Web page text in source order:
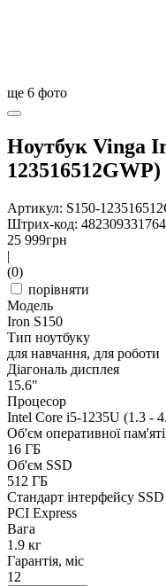
ще 6 фото
Ноутбук Vinga
123516512GWP)
Артикул: S150-
Штрих-код:
25 999грн
|
(0)
порівняти
Модель
Iron S150
Тип ноутбуку
для навчання, для роботи
Діагональ дисплея
15.6"
Процесор
Intel Core i5-1235U (1.3 -
Об'єм оперативної пам'яті
16 ГБ
Об'єм SSD
512 ГБ
Стандарт інтерфейсу
PCI Express
Вага
1.9 кг
Гарантія, міс
12